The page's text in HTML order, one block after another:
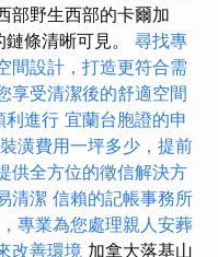
部野生西部的卡爾加
條清晰可見。 尋找專
間設計，打造更符合需
享受清潔後的舒適空間
利進行 宜蘭台胞證的申
潢費用一坪多少，提前
供全方位的徵信解決方
清潔 信賴的記帳事務所
專業為您處理親人安葬
改善環境 加拿大落基山